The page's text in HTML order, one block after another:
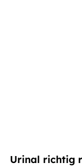
Urinal richtig